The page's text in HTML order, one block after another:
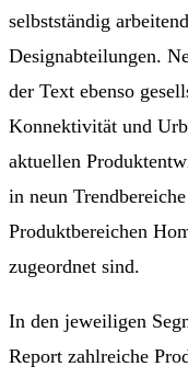
selbstständig
Designabteilungen.
der Text ebenso
Konnektivität und
aktuellen
in neun
Produktbereichen
zugeordnet sind.
In den jeweiligen
Report zahlreiche